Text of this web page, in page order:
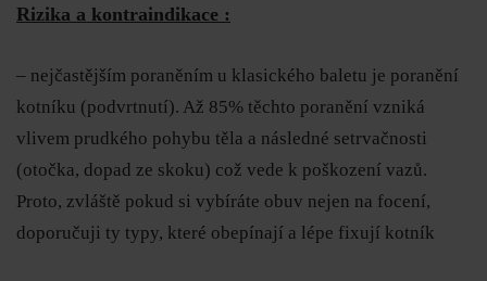
Rizika a kontraindikace :
– nejčastějším poraněním u klasického baletu je poranění
kotníku (podvrtnutí). Až 85% těchto poranění vzniká
vlivem prudkého pohybu těla a následné setrvačnosti
(otočka, dopad ze skoku) což vede k poškození vazů.
Proto, zvláště pokud si vybíráte obuv nejen na focení,
doporučuji ty typy, které obepínají a lépe fixují kotník